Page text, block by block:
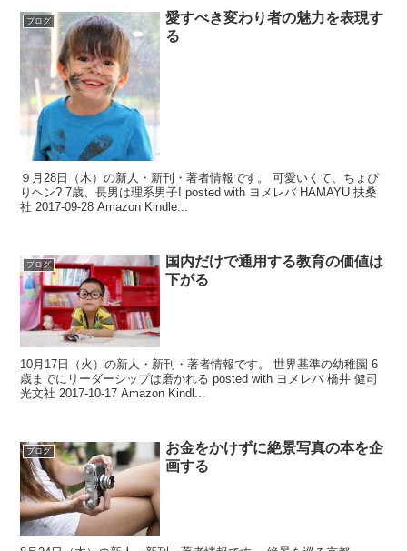
ブログ
愛すべき変わり者の魅力を表現す
る
９月28日（木）の新人・新刊・著者情報です。 可愛いくて、ちょぴ
りヘン? 7歳、長男は理系男子! posted with ヨメレバ HAMAYU 扶桑
社 2017-09-28 Amazon Kindle...
ブログ
国内だけで通用する教育の価値は
下がる
10月17日（火）の新人・新刊・著者情報です。 世界基準の幼稚園 6
歳までにリーダーシップは磨かれる posted with ヨメレバ 橋井 健司
光文社 2017-10-17 Amazon Kindl...
ブログ
お金をかけずに絶景写真の本を企
画する